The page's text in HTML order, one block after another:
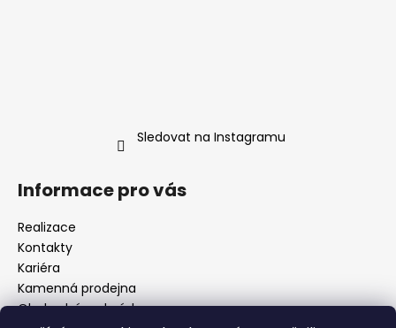
Sledovat na Instagramu
Informace pro vás
Realizace
Kontakty
Kariéra
Kamenná prodejna
Obchodní podmínky